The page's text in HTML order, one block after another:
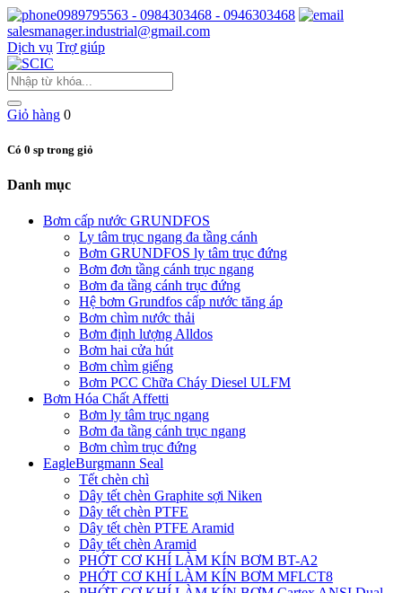
0989795563 - 0984303468 - 0946303468
salesmanager.industrial@gmail.com
Dịch vụ Trợ giúp
Giỏ hàng 0
Có 0 sp trong giỏ
Danh mục
Bơm cấp nước GRUNDFOS
Ly tâm trục ngang đa tầng cánh
Bơm GRUNDFOS ly tâm trục đứng
Bơm đơn tầng cánh trục ngang
Bơm đa tầng cánh trục đứng
Hệ bơm Grundfos cấp nước tăng áp
Bơm chìm nước thải
Bơm định lượng Alldos
Bơm hai cửa hút
Bơm chìm giếng
Bơm PCC Chữa Cháy Diesel ULFM
Bơm Hóa Chất Affetti
Bơm ly tâm trục ngang
Bơm đa tầng cánh trục ngang
Bơm chìm trục đứng
EagleBurgmann Seal
Tết chèn chì
Dây tết chèn Graphite sợi Niken
Dây tết chèn PTFE
Dây tết chèn PTFE Aramid
Dây tết chèn Aramid
PHỚT CƠ KHÍ LÀM KÍN BƠM BT-A2
PHỚT CƠ KHÍ LÀM KÍN BƠM MFLCT8